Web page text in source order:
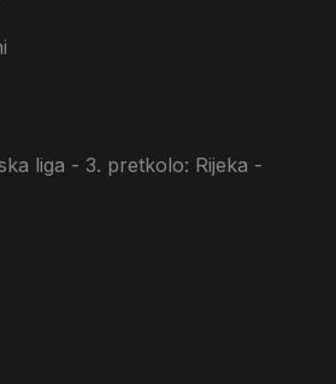
liga - 3. pretkolo: Rijeka -